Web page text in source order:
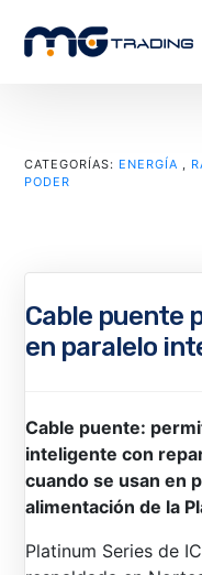
CATEGORÍAS: ENERGÍA ,
PODER
Cable puente
en paralelo
Cable puente:
inteligente con
cuando se usan en
alimentación de la
Platinum Series de